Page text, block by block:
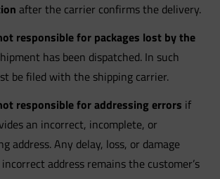
after the carrier confirms the delivery.
responsible for packages lost by the
has been dispatched. In such
be filed with the shipping carrier.
responsible for addressing errors if
an incorrect, incomplete, or
address. Any delay, loss, or damage
address remains the customer’s